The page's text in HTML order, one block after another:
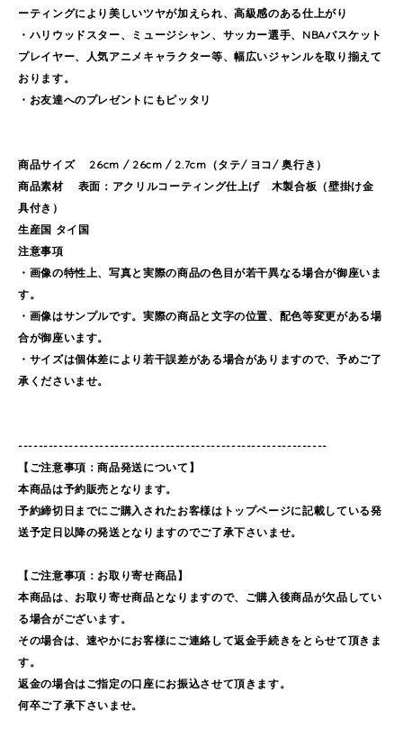
ーティングにより美しいツヤが加えられ、高級感のある仕上がり
・ハリウッドスター、ミュージシャン、サッカー選手、NBAバスケット
プレイヤー、人気アニメキャラクター等、幅広いジャンルを取り揃えて
おります。
・お友達へのプレゼントにもピッタリ
商品サイズ 26cm / 26cm / 2.7cm（タテ/ ヨコ/ 奥行き）
商品素材 表面：アクリルコーティング仕上げ 木製合板（壁掛け金
具付き）
生産国 タイ国
注意事項
・画像の特性上、写真と実際の商品の色目が若干異なる場合が御座いま
す。
・画像はサンプルです。実際の商品と文字の位置、配色等変更がある場
合が御座います。
・サイズは個体差により若干誤差がある場合がありますので、予めご了
承くださいませ。
-------------------------------------------------------------
【ご注意事項：商品発送について】
本商品は予約販売となります。
予約締切日までにご購入されたお客様はトップページに記載している発
送予定日以降の発送となりますのでご了承下さいませ。
【ご注意事項：お取り寄せ商品】
本商品は、お取り寄せ商品となりますので、ご購入後商品が欠品してい
る場合がございます。
その場合は、速やかにお客様にご連絡して返金手続きをとらせて頂きま
す。
返金の場合はご指定の口座にお振込させて頂きます。
何卒ご了承下さいませ。